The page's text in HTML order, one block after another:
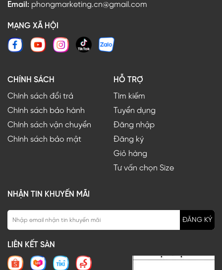
Email: phongmarketing.cn@gmail.com
MẠNG XÃ HỘI
CHÍNH SÁCH
Chính sách đổi trả
Chính sách bảo hành
Chính sách vận chuyển
Chính sách bảo mật
HỖ TRỢ
Tìm kiếm
Tuyển dụng
Đăng nhập
Đăng ký
Giỏ hàng
Tư vấn chọn Size
NHẬN TIN KHUYẾN MÃI
ĐĂNG KÝ
LIÊN KẾT SÀN